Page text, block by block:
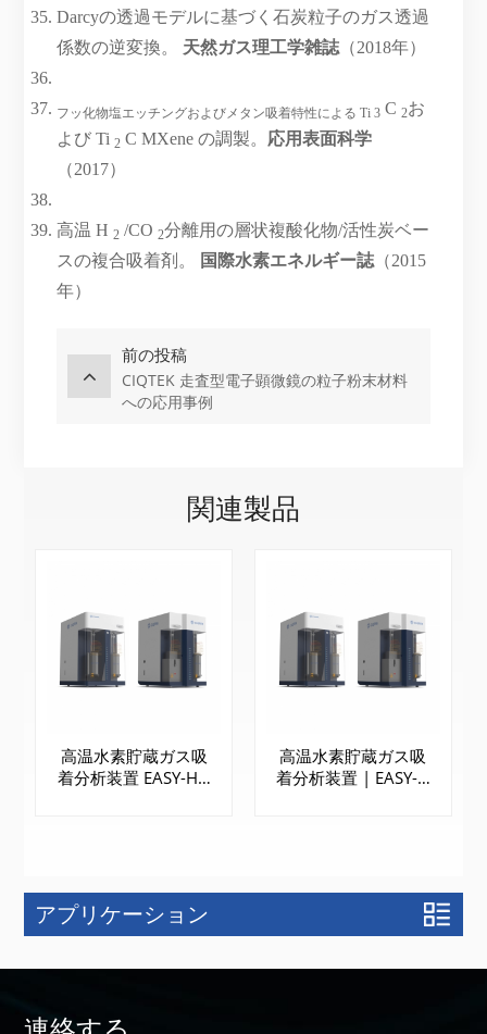
Darcyの透過モデルに基づく石炭​​粒子のガス透過
係数の逆変換。 天然ガス理工学雑誌 （2018年）
フッ化物塩エッチングおよびメタン吸着特性による Ti 3 C2お
よび Ti2 C MXene の調製。 応用表面科学
（2017）
高温 H2 /CO2分離用の層状複酸化物/活性炭ベー
スの複合吸着剤。
国際水素エネルギー誌 （2015
年）
前の投稿
CIQTEK 走査型電子顕微鏡の粒子粉末材料
への応用事例
関連製品
高温水素貯蔵ガス吸
着分析装置 EASY-H |
もっと詳しく
高温水素貯蔵ガス吸
着分析装置 | EASY-H
もっと詳しく
アプリケーション